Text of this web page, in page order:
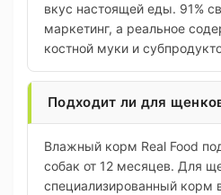
вкус настоящей еды. 91%
маркетинг, а реальное
костной муки и
Подходит ли для
Влажный корм Real Food
собак от 12 месяцев. Для
специализированный корм